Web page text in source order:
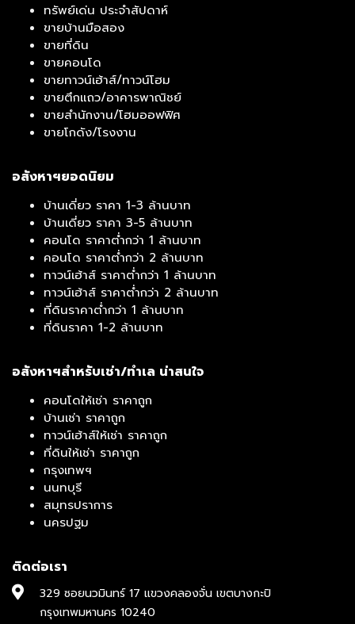
ทรัพย์เด่น ประจำสัปดาห์
ขายบ้านมือสอง
ขายที่ดิน
ขายคอนโด
ขายทาวน์เฮ้าส์/ทาวน์โฮม
ขายตึกแถว/อาคารพาณิชย์
ขายสำนักงาน/โฮมออฟฟิศ
ขายโกดัง/โรงงาน
อสังหาฯยอดนิยม
บ้านเดี่ยว ราคา 1-3 ล้านบาท
บ้านเดี่ยว ราคา 3-5 ล้านบาท
คอนโด ราคาต่ำกว่า 1 ล้านบาท
คอนโด ราคาต่ำกว่า 2 ล้านบาท
ทาวน์เฮ้าส์ ราคาต่ำกว่า 1 ล้านบาท
ทาวน์เฮ้าส์ ราคาต่ำกว่า 2 ล้านบาท
ที่ดินราคาต่ำกว่า 1 ล้านบาท
ที่ดินราคา 1-2 ล้านบาท
อสังหาฯสำหรับเช่า/ทำเล น่าสนใจ
คอนโดให้เช่า ราคาถูก
บ้านเช่า ราคาถูก
ทาวน์เฮ้าส์ให้เช่า ราคาถูก
ที่ดินให้เช่า ราคาถูก
กรุงเทพฯ
นนทบุรี
สมุทรปราการ
นครปฐม
ติดต่อเรา
329 ซอยนวมินทร์ 17 แขวงคลองจั่น เขตบางกะปิ
กรุงเทพมหานคร 10240